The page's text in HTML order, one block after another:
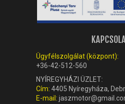
Ügyfélszolgálat (központ):
+36-42-512-560
NYÍREGYHÁZI ÜZLET:
Cím: 4405 Nyíregyháza,
E-mail: